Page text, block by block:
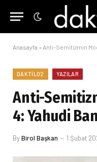
Anasayfa » Anti-Semitizmin
DAKTILO2 YAZILAR
Anti-
4: Yahudi
ByBirol Başkan 1 Şubat